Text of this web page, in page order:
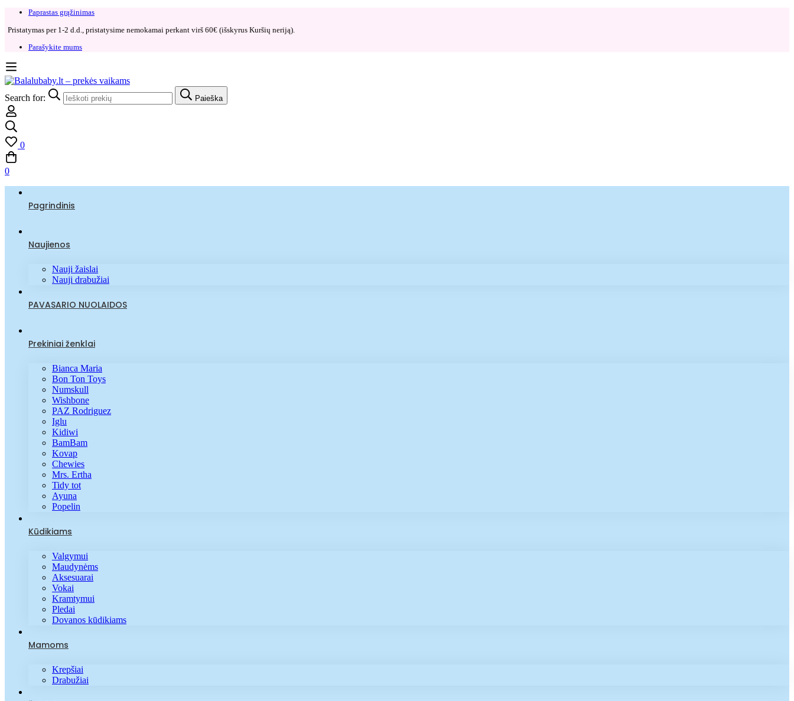
Paprastas grąžinimas​
Pristatymas per 1-2 d.d., pristatysime nemokamai perkant virš 60€ (išskyrus Kuršių neriją).
Parašykite mums
Search for: Paieška
0
0
Pagrindinis
Naujienos
Nauji žaislai
Nauji drabužiai
PAVASARIO NUOLAIDOS
Prekiniai ženklai
Bianca Maria
Bon Ton Toys
Numskull
Wishbone
PAZ Rodriguez
Iglu
Kidiwi
BamBam
Kovap
Chewies
Mrs. Ertha
Tidy tot
Ayuna
Popelin
Kūdikiams
Valgymui
Maudynėms
Aksesuarai
Vokai
Kramtymui
Pledai
Dovanos kūdikiams
Mamoms
Krepšiai
Drabužiai